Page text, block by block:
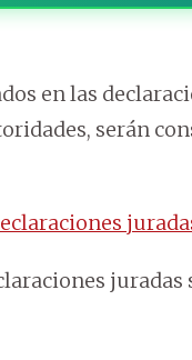
en las
serán
juradas